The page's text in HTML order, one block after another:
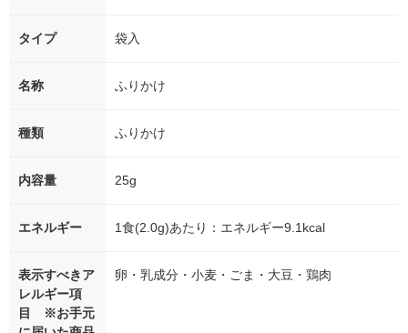
タイプ 袋入
名称 ふりかけ
種類 ふりかけ
内容量 25g
エネルギー 1食(2.0g)あたり：エネルギー9.1kcal
表示すべきア
レルギー項
目 ※お手元
卵・乳成分・小麦・ごま・大豆・鶏肉